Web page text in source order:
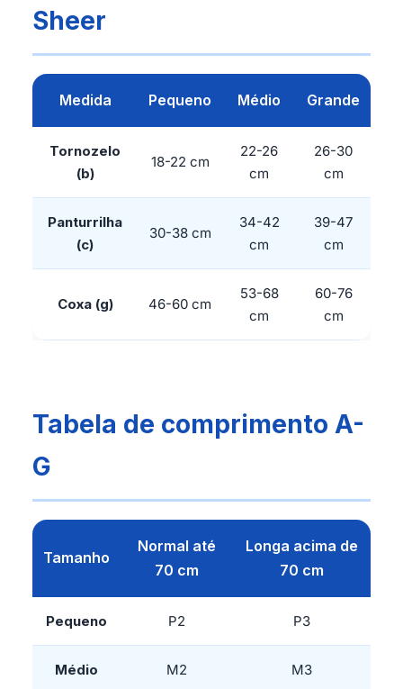
Sheer
Medida Pequeno Médio Grande
Tornozelo
(b)
18-22 cm
22-26
cm
26-30
cm
Panturrilha
(c)
30-38 cm
34-42
cm
39-47
cm
Coxa (g) 46-60 cm
53-68
cm
60-76
cm
Tabela de comprimento A-
G
Tamanho
Normal até
70 cm
Longa acima de
70 cm
Pequeno P2 P3
Médio M2 M3